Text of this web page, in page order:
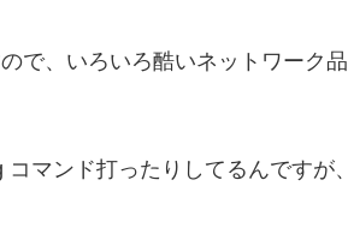
で、いろいろ酷いネットワーク品
マンド打ったりしてるんですが、